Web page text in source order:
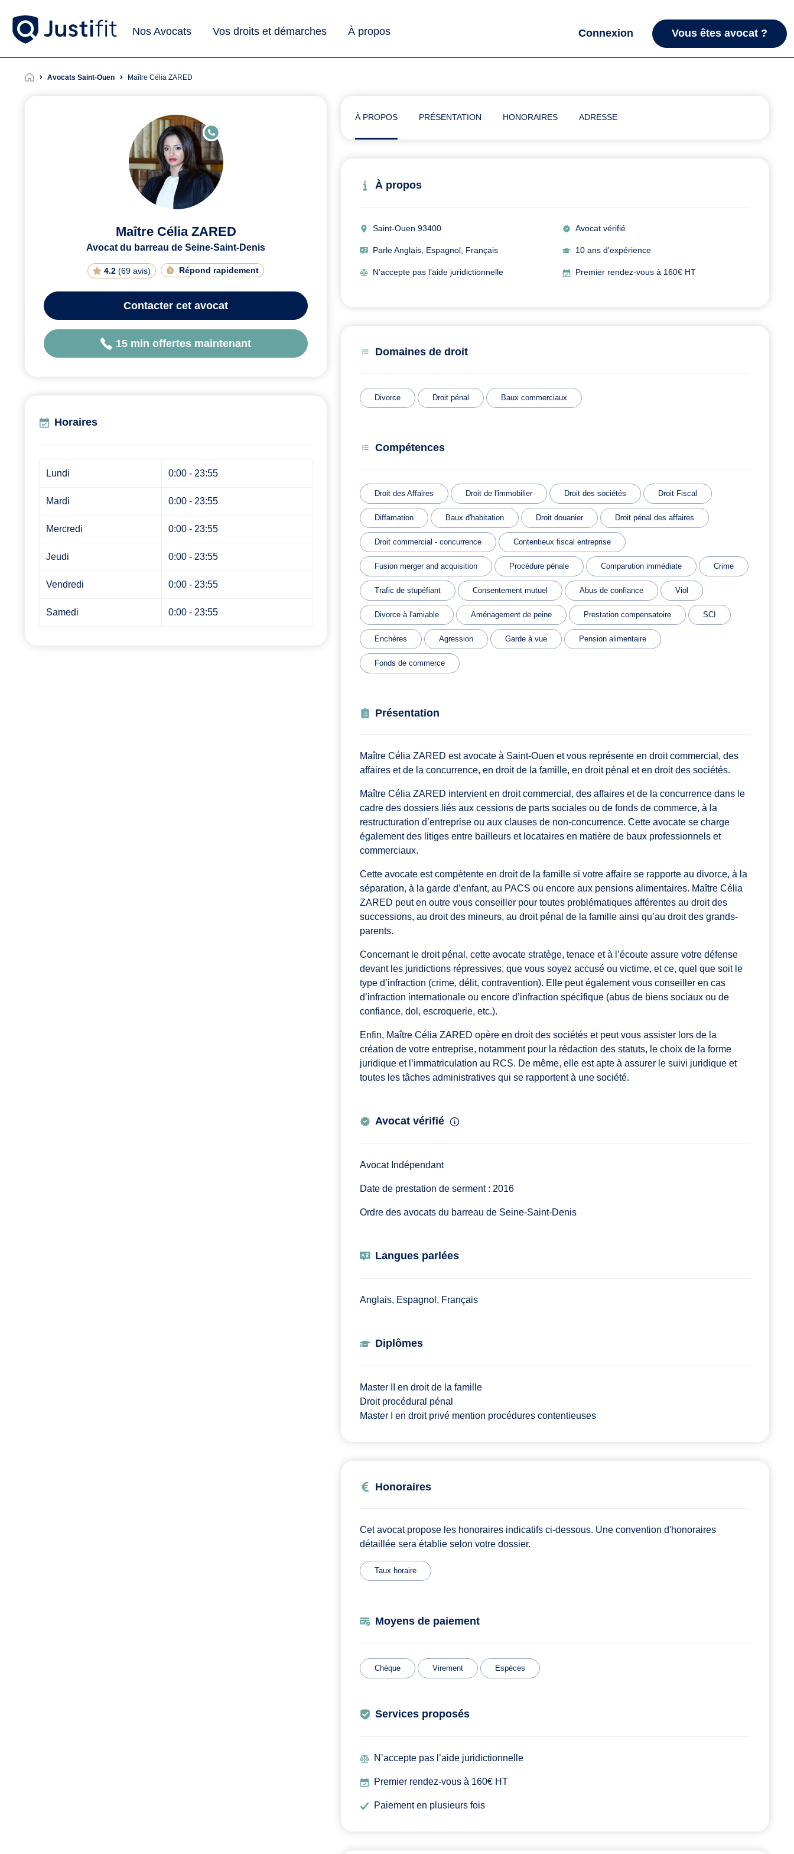
Nos Avocats Vos droits et démarches À propos Connexion Vous êtes avocat ?
Avocats Saint-Ouen Maître Célia ZARED
E
N
LI
G
E
Maître Célia ZARED
Avocat du barreau de Seine-Saint-Denis
4.2(69 avis) Répond rapidement
Contacter cet avocat
15 min offertes maintenant
Horaires
Lundi 0:00 - 23:55
Mardi 0:00 - 23:55
Mercredi 0:00 - 23:55
Jeudi 0:00 - 23:55
Vendredi 0:00 - 23:55
Samedi 0:00 - 23:55
À PROPOS PRÉSENTATION HONORAIRES ADRESSE
À propos
Saint-Ouen 93400 Avocat vérifié
Parle Anglais, Espagnol, Français 10 ans d'expérience
N’accepte pas l’aide juridictionnelle Premier rendez-vous à 160€ HT
Domaines de droit
Divorce Droit pénal Baux commerciaux
Compétences
Droit des Affaires Droit de l'immobilier Droit des sociétés Droit Fiscal
Diffamation Baux d'habitation Droit douanier Droit pénal des affaires
Droit commercial - concurrence Contentieux fiscal entreprise
Fusion merger and acquisition Procédure pénale Comparution immédiate Crime
Trafic de stupéfiant Consentement mutuel Abus de confiance Viol
Divorce à l'amiable Aménagement de peine Prestation compensatoire SCI
Enchères Agression Garde à vue Pension alimentaire
Fonds de commerce
Présentation
Maître Célia ZARED est avocate à Saint-Ouen et vous représente en droit commercial, des
affaires et de la concurrence, en droit de la famille, en droit pénal et en droit des sociétés.
Maître Célia ZARED intervient en droit commercial, des affaires et de la concurrence dans le
cadre des dossiers liés aux cessions de parts sociales ou de fonds de commerce, à la
restructuration d’entreprise ou aux clauses de non-concurrence. Cette avocate se charge
également des litiges entre bailleurs et locataires en matière de baux professionnels et
commerciaux.
Cette avocate est compétente en droit de la famille si votre affaire se rapporte au divorce, à la
séparation, à la garde d’enfant, au PACS ou encore aux pensions alimentaires. Maître Célia
ZARED peut en outre vous conseiller pour toutes problématiques afférentes au droit des
successions, au droit des mineurs, au droit pénal de la famille ainsi qu’au droit des grands-
parents.
Concernant le droit pénal, cette avocate stratège, tenace et à l’écoute assure votre défense
devant les juridictions répressives, que vous soyez accusé ou victime, et ce, quel que soit le
type d’infraction (crime, délit, contravention). Elle peut également vous conseiller en cas
d’infraction internationale ou encore d’infraction spécifique (abus de biens sociaux ou de
confiance, dol, escroquerie, etc.).
Enfin, Maître Célia ZARED opère en droit des sociétés et peut vous assister lors de la
création de votre entreprise, notamment pour la rédaction des statuts, le choix de la forme
juridique et l’immatriculation au RCS. De même, elle est apte à assurer le suivi juridique et
toutes les tâches administratives qui se rapportent à une société.
Avocat vérifié
Avocat Indépendant
Date de prestation de serment : 2016
Ordre des avocats du barreau de Seine-Saint-Denis
Langues parlées
Anglais, Espagnol, Français
Diplômes
Master II en droit de la famille
Droit procédural pénal
Master I en droit privé mention procédures contentieuses
Honoraires
Cet avocat propose les honoraires indicatifs ci-dessous. Une convention d'honoraires
détaillée sera établie selon votre dossier.
Taux horaire
Moyens de paiement
Chèque Virement Espèces
Services proposés
N’accepte pas l’aide juridictionnelle
Premier rendez-vous à 160€ HT
Paiement en plusieurs fois